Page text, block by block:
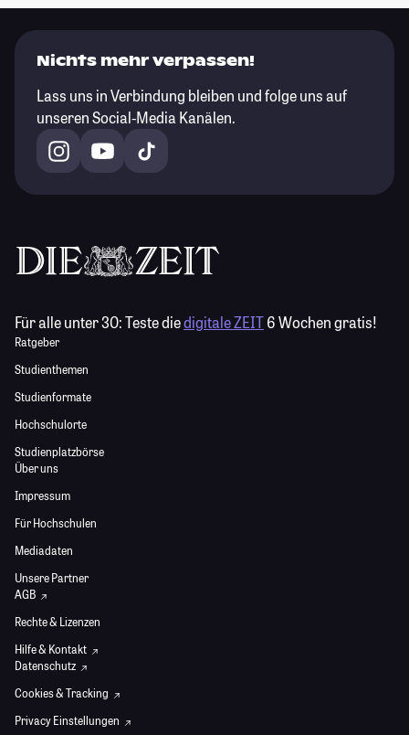
Nichts mehr verpassen!
Lass uns in Verbindung bleiben und folge uns auf
unseren Social-Media Kanälen.
Für alle unter 30:Teste diedigitale ZEIT6 Wochen gratis!
Ratgeber
Studienthemen
Studienformate
Hochschulorte
Studienplatzbörse
Über uns
Impressum
Für Hochschulen
Mediadaten
Unsere Partner
AGB
Rechte & Lizenzen
Hilfe & Kontakt
Datenschutz
Cookies & Tracking
Privacy Einstellungen